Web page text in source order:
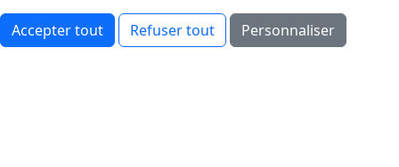
Accepter tout Refuser tout Personnaliser